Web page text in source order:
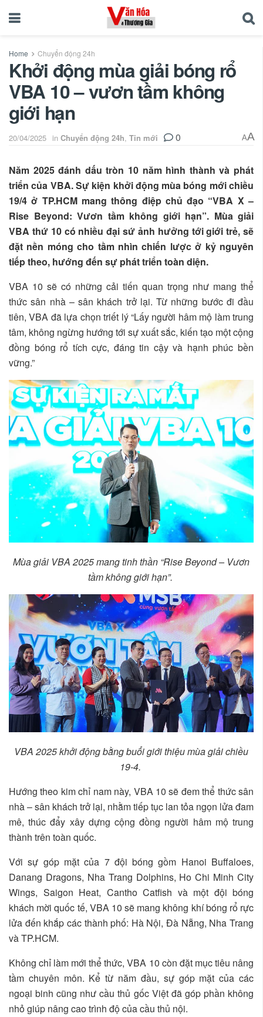
Home Chuyển động 24h
Khởi động mùa giải bóng rổ
VBA 10 – vươn tầm không
giới hạn
20/04/2025 in Chuyển động 24h, Tin mới 0 AA
Năm 2025 đánh dấu tròn 10 năm hình thành và phát
triển của VBA. Sự kiện khởi động mùa bóng mới chiều
19/4 ở TP.HCM mang thông điệp chủ đạo “VBA X –
Rise Beyond: Vươn tầm không giới hạn”. Mùa giải
VBA thứ 10 có nhiều đại sứ ảnh hưởng tới giới trẻ, sẽ
đặt nền móng cho tầm nhìn chiến lược ở kỷ nguyên
tiếp theo, hướng đến sự phát triển toàn diện.
VBA 10 sẽ có những cải tiến quan trọng như mang thể
thức sân nhà – sân khách trở lại. Từ những bước đi đầu
tiên, VBA đã lựa chọn triết lý “Lấy người hâm mộ làm trung
tâm, không ngừng hướng tới sự xuất sắc, kiến tạo một cộng
đồng bóng rổ tích cực, đáng tin cậy và hạnh phúc bền
vững.”
Mùa giải VBA 2025 mang tinh thần “Rise Beyond – Vươn
tầm không giới hạn”.
VBA 2025 khởi động bằng buổi giới thiệu mùa giải chiều
19-4.
Hướng theo kim chỉ nam này, VBA 10 sẽ đem thể thức sân
nhà – sân khách trở lại, nhằm tiếp tục lan tỏa ngọn lửa đam
mê, thúc đẩy xây dựng cộng đồng người hâm mộ trung
thành trên toàn quốc.
Với sự góp mặt của 7 đội bóng gồm Hanoi Buffaloes,
Danang Dragons, Nha Trang Dolphins, Ho Chi Minh City
Wings, Saigon Heat, Cantho Catfish và một đội bóng
khách mời quốc tế, VBA 10 sẽ mang không khí bóng rổ rực
lửa đến khắp các thành phố: Hà Nội, Đà Nẵng, Nha Trang
và TP.HCM.
Không chỉ làm mới thể thức, VBA 10 còn đặt mục tiêu nâng
tầm chuyên môn. Kể từ năm đầu, sự góp mặt của các
ngoại binh cũng như cầu thủ gốc Việt đã góp phần không
nhỏ giúp nâng cao trình độ của cầu thủ nội.